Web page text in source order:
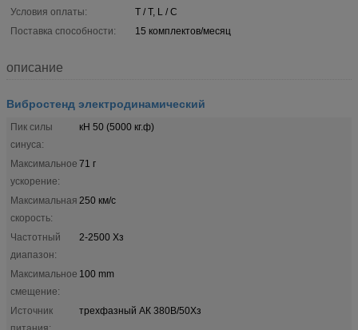
Условия оплаты:
T / T, L / C
Поставка способности:
15 комплектов/месяц
описание
Вибростенд электродинамический
Пик силы
синуса:
кН 50 (5000 кг.ф)
Максимальное
ускорение:
71 г
Максимальная
скорость:
250 км/с
Частотный
диапазон:
2-2500 Хз
Максимальное
смещение:
100 mm
Источник
трехфазный АК 380В/50Хз